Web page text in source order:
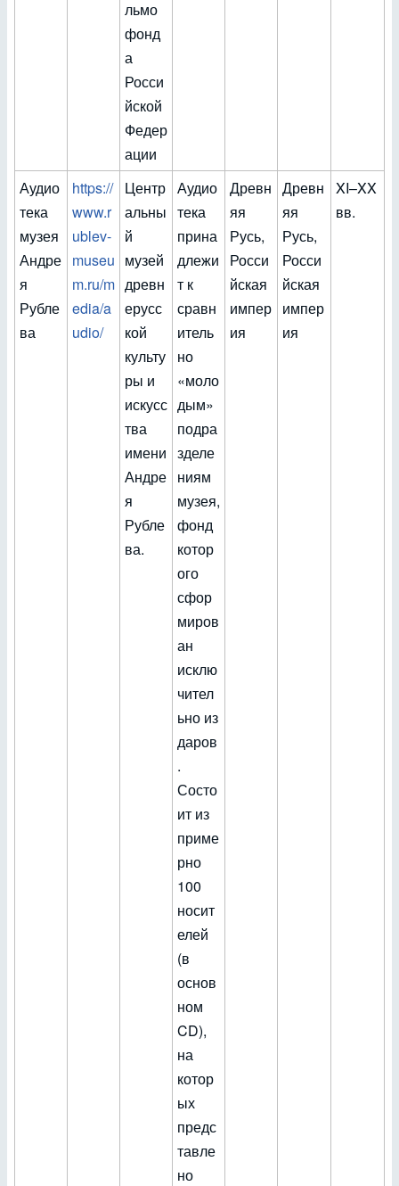
льмо
фонд
а
Росси
йской
Федер
ации
Аудио
тека
музея
Андре
я
Рубле
ва
https://
www.r
ublev-
museu
m.ru/m
edia/a
udio/
Центр
альны
й
музей
древн
ерусс
кой
культу
ры и
искусс
тва
имени
Андре
я
Рубле
ва.
Аудио
тека
прина
длежи
т к
сравн
итель
но
«моло
дым»
подра
зделе
ниям
музея,
фонд
котор
ого
сфор
миров
ан
исклю
чител
ьно из
даров
.
Состо
ит из
приме
рно
100
носит
елей
(в
основ
ном
CD),
на
котор
ых
предс
тавле
но
Древн
яя
Русь,
Росси
йская
импер
ия
Древн
яя
Русь,
Росси
йская
импер
ия
XI–XX
вв.